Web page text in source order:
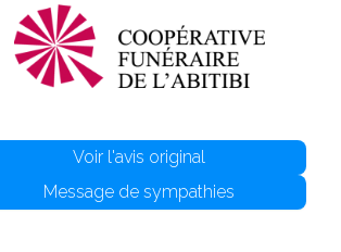
Voir l'avis original
Message de sympathies